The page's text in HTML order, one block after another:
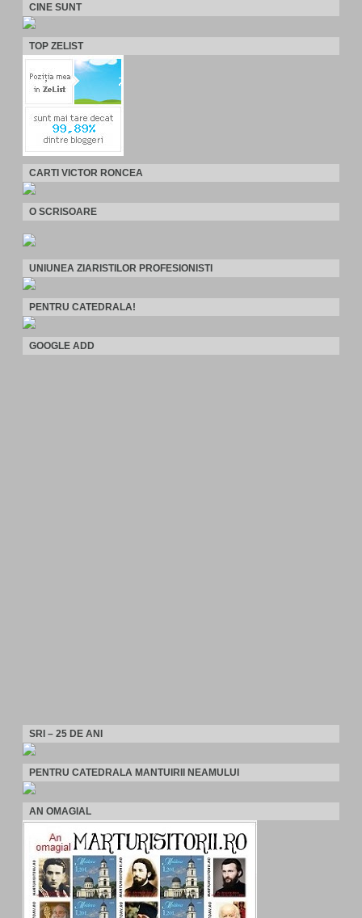
CINE SUNT
TOP ZELIST
CARTI VICTOR RONCEA
O SCRISOARE
UNIUNEA ZIARISTILOR PROFESIONISTI
PENTRU CATEDRALA!
GOOGLE ADD
SRI – 25 DE ANI
PENTRU CATEDRALA MANTUIRII NEAMULUI
AN OMAGIAL